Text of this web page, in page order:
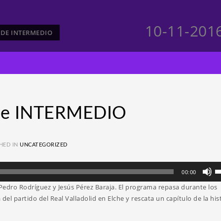
INTERMEDIO 10-11-
INTERMEDIO
IN UNCATEGORIZED
00:00
Rodríguez y Jesús Pérez Baraja. El programa repasa durante los
partido del Real Valladolid en Elche y rescata un capítulo de la